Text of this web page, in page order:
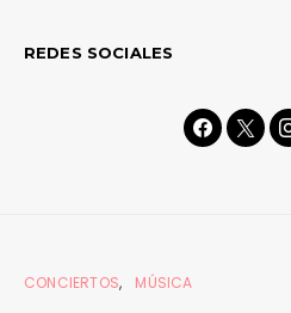
REDES SOCIALES
CONCIERTOS MÚSICA